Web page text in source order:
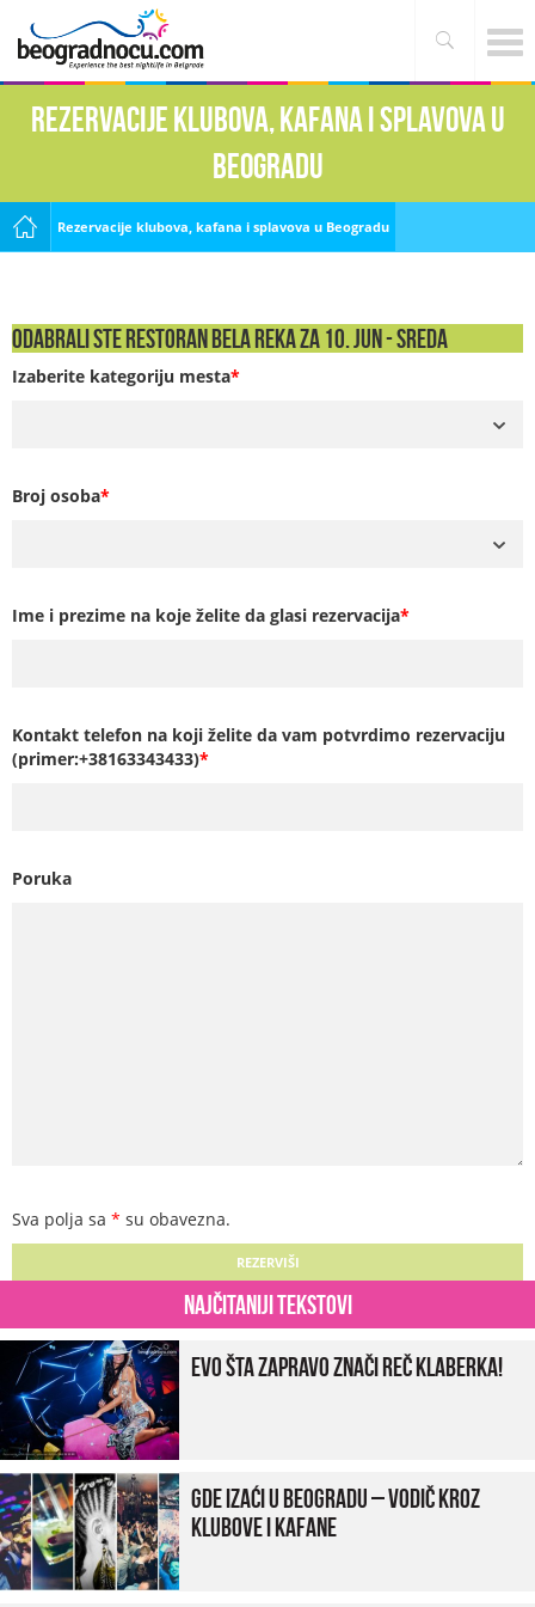
Rezervacije klubova, kafana i splavova u
Beogradu
Rezervacije klubova, kafana i splavova u Beogradu
Odabrali ste Restoran Bela Reka za 10. Jun - SREDA
Izaberite kategoriju mesta*
Broj osoba*
Ime i prezime na koje želite da glasi rezervacija*
Kontakt telefon na koji želite da vam potvrdimo rezervaciju
(primer:+38163343433)*
Poruka
Sva polja sa * su obavezna.
Najčitaniji tekstovi
Evo šta zapravo znači reč klaberka!
Gde izaći u Beogradu – vodič kroz
klubove i kafane